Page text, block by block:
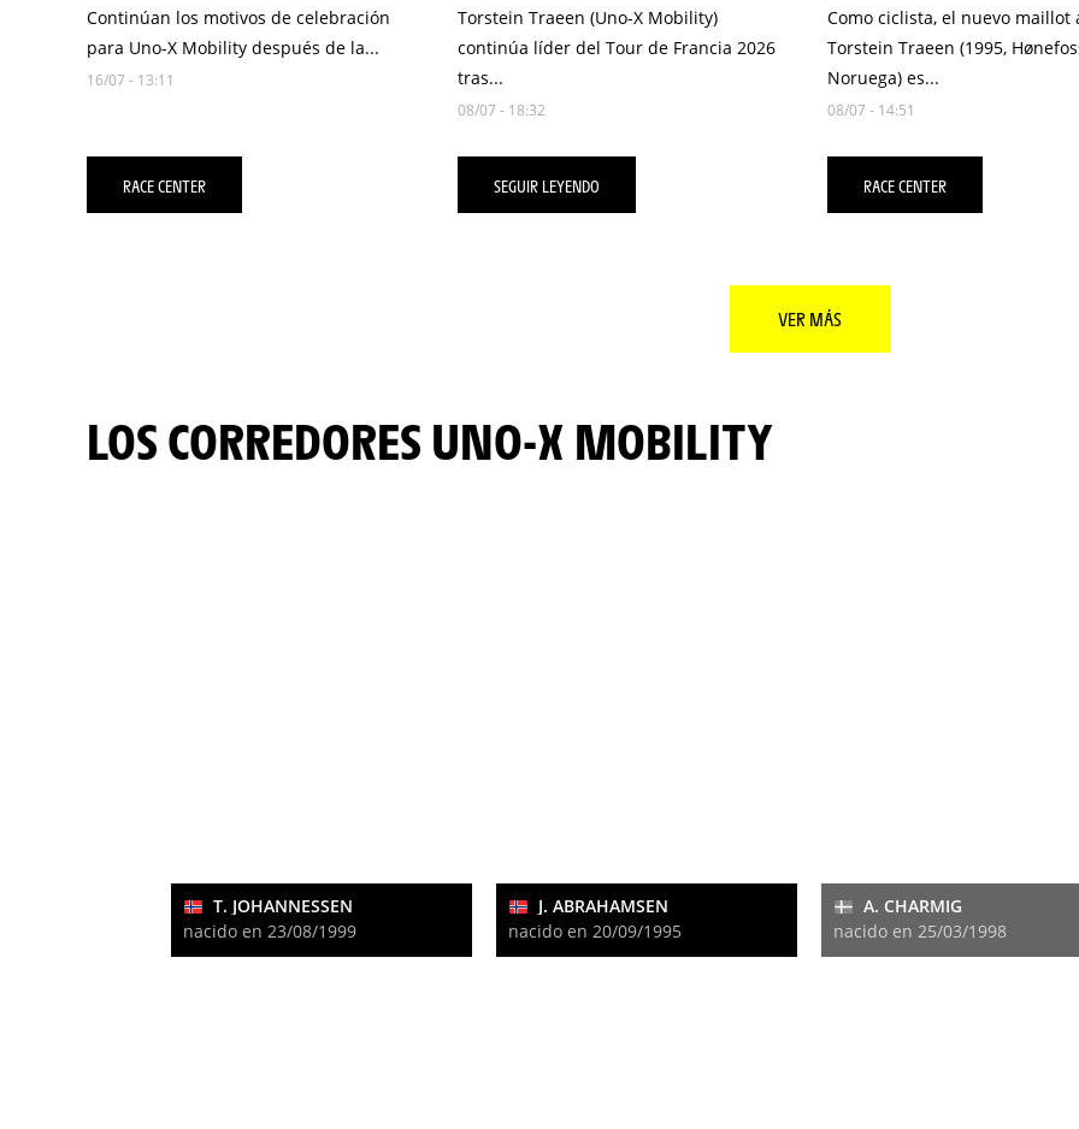
Continúan los motivos de celebración
para Uno-X Mobility después de la...
16/07 - 13:11
RACE CENTER
Torstein Traeen (Uno-X Mobility)
continúa líder del Tour de Francia 2026
tras...
08/07 - 18:32
SEGUIR LEYENDO
Como ciclista, el nuevo maillot
Torstein Traeen (1995,
Noruega) es...
08/07 - 14:51
RACE CENTER
VER MÁS
LOS CORREDORES UNO-X MOBILITY
T. JOHANNESSEN
nacido en 23/08/1999
J. ABRAHAMSEN
nacido en 20/09/1995
A. CHARMIG
nacido en 25/03/1998